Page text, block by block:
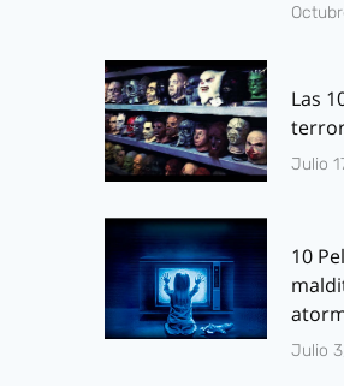
Las
Julio
10
Julio